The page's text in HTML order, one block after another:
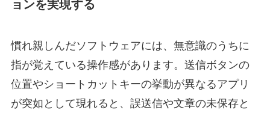
ョンを実現する
慣れ親しんだソフトウェアには、無意識のうちに
指が覚えている操作感があります。送信ボタンの
位置やショートカットキーの挙動が異なるアプリ
が突如として現れると、誤送信や文章の未保存と